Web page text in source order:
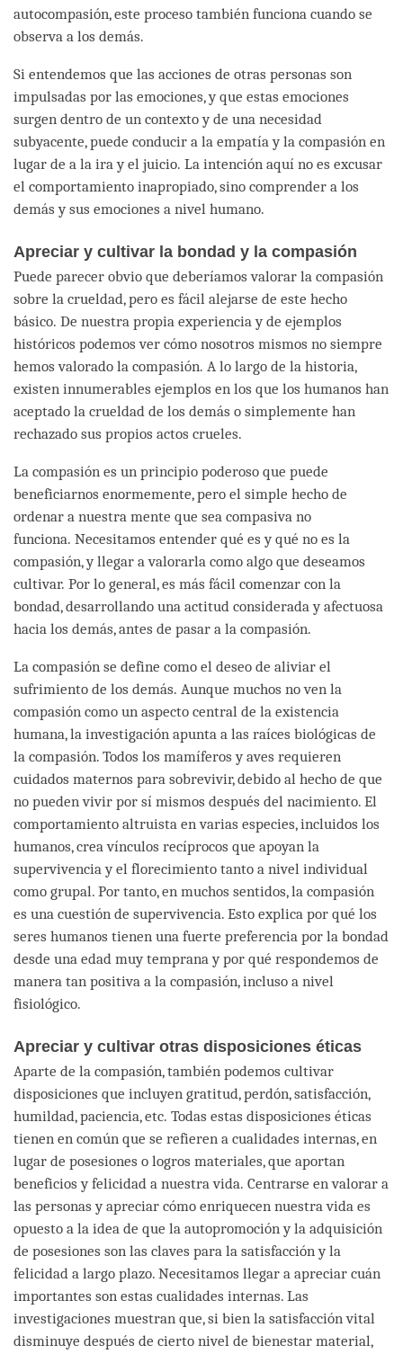
autocompasión, este proceso también funciona cuando se
observa a los demás.
Si entendemos que las acciones de otras personas son
impulsadas por las emociones, y que estas emociones
surgen dentro de un contexto y de una necesidad
subyacente, puede conducir a la empatía y la compasión en
lugar de a la ira y el juicio. La intención aquí no es excusar
el comportamiento inapropiado, sino comprender a los
demás y sus emociones a nivel humano.
Apreciar y cultivar la bondad y la compasión
Puede parecer obvio que deberíamos valorar la compasión
sobre la crueldad, pero es fácil alejarse de este hecho
básico. De nuestra propia experiencia y de ejemplos
históricos podemos ver cómo nosotros mismos no siempre
hemos valorado la compasión. A lo largo de la historia,
existen innumerables ejemplos en los que los humanos han
aceptado la crueldad de los demás o simplemente han
rechazado sus propios actos crueles.
La compasión es un principio poderoso que puede
beneficiarnos enormemente, pero el simple hecho de
ordenar a nuestra mente que sea compasiva no
funciona. Necesitamos entender qué es y qué no es la
compasión, y llegar a valorarla como algo que deseamos
cultivar. Por lo general, es más fácil comenzar con la
bondad, desarrollando una actitud considerada y afectuosa
hacia los demás, antes de pasar a la compasión.
La compasión se define como el deseo de aliviar el
sufrimiento de los demás. Aunque muchos no ven la
compasión como un aspecto central de la existencia
humana, la investigación apunta a las raíces biológicas de
la compasión. Todos los mamíferos y aves requieren
cuidados maternos para sobrevivir, debido al hecho de que
no pueden vivir por sí mismos después del nacimiento. El
comportamiento altruista en varias especies, incluidos los
humanos, crea vínculos recíprocos que apoyan la
supervivencia y el florecimiento tanto a nivel individual
como grupal. Por tanto, en muchos sentidos, la compasión
es una cuestión de supervivencia. Esto explica por qué los
seres humanos tienen una fuerte preferencia por la bondad
desde una edad muy temprana y por qué respondemos de
manera tan positiva a la compasión, incluso a nivel
fisiológico.
Apreciar y cultivar otras disposiciones éticas
Aparte de la compasión, también podemos cultivar
disposiciones que incluyen gratitud, perdón, satisfacción,
humildad, paciencia, etc. Todas estas disposiciones éticas
tienen en común que se refieren a cualidades internas, en
lugar de posesiones o logros materiales, que aportan
beneficios y felicidad a nuestra vida. Centrarse en valorar a
las personas y apreciar cómo enriquecen nuestra vida es
opuesto a la idea de que la autopromoción y la adquisición
de posesiones son las claves para la satisfacción y la
felicidad a largo plazo. Necesitamos llegar a apreciar cuán
importantes son estas cualidades internas. Las
investigaciones muestran que, si bien la satisfacción vital
disminuye después de cierto nivel de bienestar material,